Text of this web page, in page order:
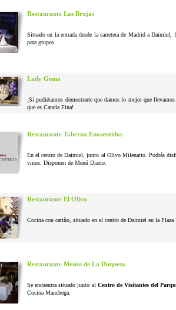
Restaurante Las Brujas
Situado en la entrada desde la carretera de Madrid a Daimiel,
para grupos.
Lady Gema
¡Si pudiéramos demostrarte que damos lo mejor que
que es Canela Fina!
Restaurante Taberna Enosentidos
En el centro de Daimiel, junto al Olivo Milenario. Podrás
vinos. Disponen de Menú Diario.
Restaurante El Olivo
Cocina con cariño, situado en el centro de Daimiel en la Plaza
Restaurante Mesón de La Duquesa
Se encuentra situado junto al Centro de Visitantes del
Cocina Manchega.